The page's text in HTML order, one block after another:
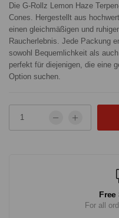
Die G-Rollz Lemon Haze
Cones. Hergestellt aus
einen gleichmäßigen und
Raucherlebnis. Jede Packung
sowohl Bequemlichkeit als
perfekt für diejenigen, die eine
Option suchen.
Free
For all